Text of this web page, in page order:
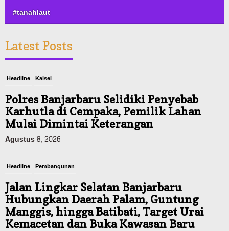
#tanahlaut
Latest Posts
Headline Kalsel
Polres Banjarbaru Selidiki Penyebab
Karhutla di Cempaka, Pemilik Lahan
Mulai Dimintai Keterangan
Agustus 8, 2026
Headline Pembangunan
Jalan Lingkar Selatan Banjarbaru
Hubungkan Daerah Palam, Guntung
Manggis, hingga Batibati, Target Urai
Kemacetan dan Buka Kawasan Baru